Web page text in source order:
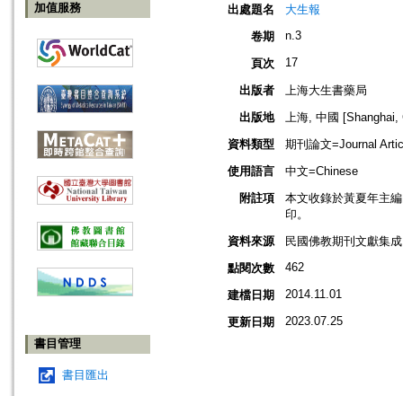
加值服務
書目管理
書目匯出
出處題名
大生報
卷期
n.3
頁次 17
出版者
上海大生書藥局
出版地
上海, 中國 [Shanghai,
資料類型
期刊論文=Journal
使用語言
中文=Chinese
附註項
本文收錄於黃夏年主
印。
資料來源
民國佛教期刊文獻集
點閱次數
462
建檔日期 2014.11.01
更新日期 2023.07.25